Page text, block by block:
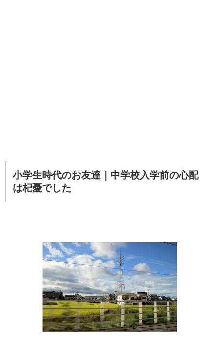
小学生時代のお友達｜中学校入学前の心配
は杞憂でした